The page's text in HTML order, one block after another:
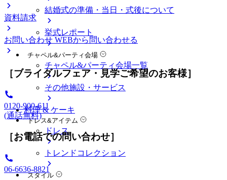
結婚式の準備・当日・式後について
挙式レポート
チャペル&パーティ会場
チャペル&パーティ会場一覧
その他施設・サービス
料理 & ケーキ
ドレス&アイテム
ドレス
トレンドコレクション
スタイル
資料請求
お問い合わせ WEBから問い合わせる
［ブライダルフェア・見学ご希望のお客様］
0120-900-611
(通話無料)
［お電話での問い合わせ］
06-6636-8821